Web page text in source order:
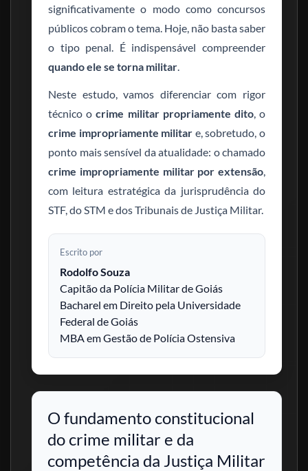
significativamente o modo como concursos
públicos cobram o tema. Hoje, não basta saber
o tipo penal. É indispensável compreender
quando ele se torna militar.
Neste estudo, vamos diferenciar com rigor
técnico ocrime militar propriamente dito, o
crime impropriamente militar e, sobretudo, o
ponto mais sensível da atualidade: o chamado
crime impropriamente militar por extensão,
com leitura estratégica da jurisprudência do
STF, do STM e dos Tribunais de Justiça Militar.
Escrito por
Rodolfo Souza
Capitão da Polícia Militar de Goiás
Bacharel em Direito pela Universidade
Federal de Goiás
MBA em Gestão de Polícia Ostensiva
O fundamento constitucional
do crime militar e da
competência da Justiça Militar